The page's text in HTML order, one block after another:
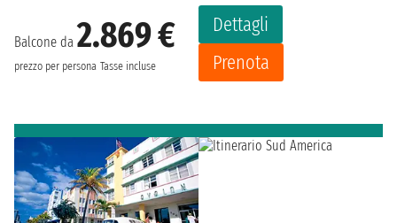
Balcone da 2.869 €
prezzo per persona Tasse incluse
Dettagli
Prenota